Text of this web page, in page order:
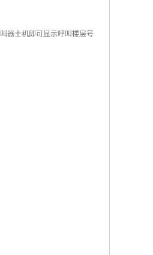
器主机即可显示呼叫楼层号